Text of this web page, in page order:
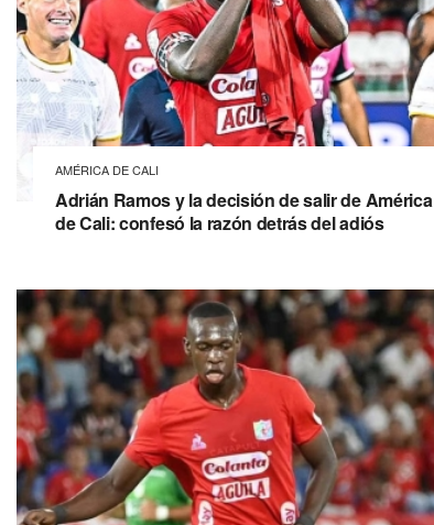
AMÉRICA DE CALI
Adrián Ramos y la decisión de salir de América
de Cali: confesó la razón detrás del adiós